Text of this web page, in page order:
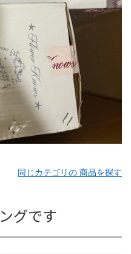
同じカテゴリの 商品を探す
グです